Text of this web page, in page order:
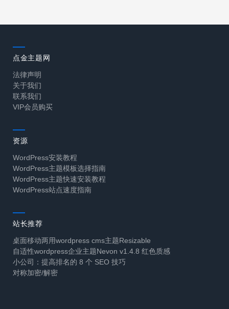
点金主题网
法律声明
关于我们
联系我们
VIP会员购买
资源
WordPress安装教程
WordPress主题模板选择指南
WordPress主题快速安装教程
WordPress站点速度指南
站长推荐
桌面移动两用wordpress cms主题Resizable
自适性wordpress企业主题Nevon v1.4.8 红色质感
小公司：提高排名的 8 个 SEO 技巧
对称加密/解密